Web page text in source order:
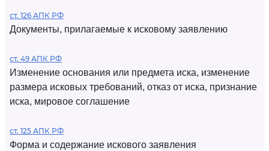
ст. 126 АПК РФ
Документы, прилагаемые к исковому заявлению
ст. 49 АПК РФ
Изменение основания или предмета иска, изменение
размера исковых требований, отказ от иска, признание
иска, мировое соглашение
ст. 125 АПК РФ
Форма и содержание искового заявления